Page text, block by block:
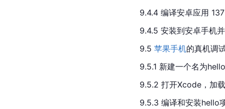
9.4.4 编译安卓应用 137
9.4.5 安装到安卓手机
9.5 苹果手机的真机调
9.5.1 新建一个名为
9.5.2 打开Xcode，加
9.5.3 编译和安装hello